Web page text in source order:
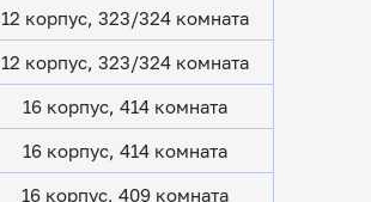
12 корпус, 323/324 комната
12 корпус, 323/324 комната
16 корпус, 414 комната
16 корпус, 414 комната
16 корпус, 409 комната